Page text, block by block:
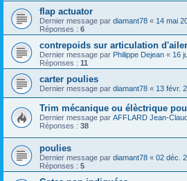
flap actuator
Dernier message par diamant78 « 14 mai
Réponses : 6
contrepoids sur articulation
Dernier message par Philippe Dejean « 16
Réponses : 11
carter poulies
Dernier message par diamant78 « 13 févr.
Trim mécanique ou élèctrique
Dernier message par AFFLARD Jean-
Réponses : 38
poulies
Dernier message par diamant78 « 02 déc.
Réponses : 5